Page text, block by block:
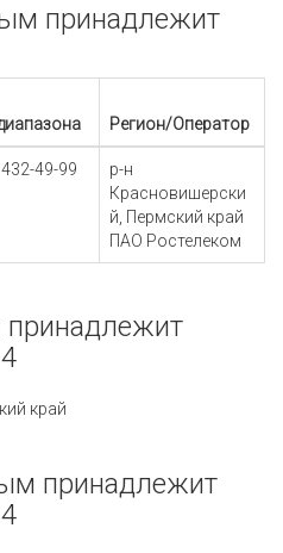
принадлежит
Регион/Оператор
49-99
р-н
Красновишерски
й, Пермский край
ПАО Ростелеком
край
принадлежит